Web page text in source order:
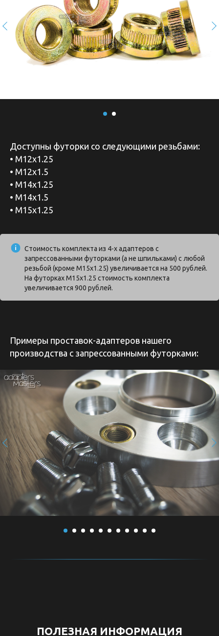
Доступны футорки со следующими резьбами:
• М12х1.25
• М12х1.5
• М14х1.25
• М14х1.5
• М15х1.25
Стоимость комплекта из 4-х адаптеров с
запрессованными футорками (а не шпильками) с любой
резьбой (кроме М15х1.25) увеличивается на 500 рублей.
На футорках М15х1.25 стоимость комплекта
увеличивается 900 рублей.
Примеры проставок-адаптеров нашего
производства с запрессованными футорками:
ПОЛЕЗНАЯ ИНФОРМАЦИЯ